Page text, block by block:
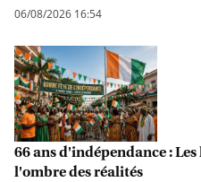
06/08/2026 16:54
66 ans d'indépendance :
l'ombre des réalités